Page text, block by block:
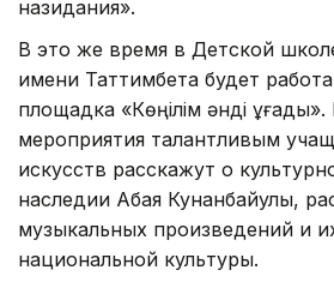
назидания».
В это же время в Детской
имени Таттимбета будет
площадка «Көңілім әнді
мероприятия талантливым
искусств расскажут о
наследии Абая Кунанбайулы,
музыкальных произведений и
национальной культуры.